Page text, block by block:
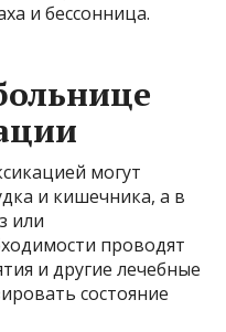
и бессонница.
могут
и кишечника, а в
или
проводят
и другие лечебные
состояние